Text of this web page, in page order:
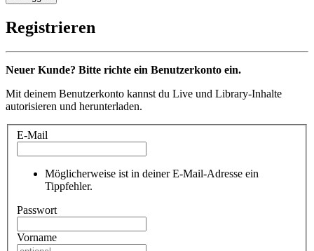
Registrieren
Neuer Kunde? Bitte richte ein Benutzerkonto ein.
Mit deinem Benutzerkonto kannst du Live und Library-Inhalte
autorisieren und herunterladen.
E-Mail
Möglicherweise ist in deiner E-Mail-Adresse ein
Tippfehler.
Passwort
Vorname